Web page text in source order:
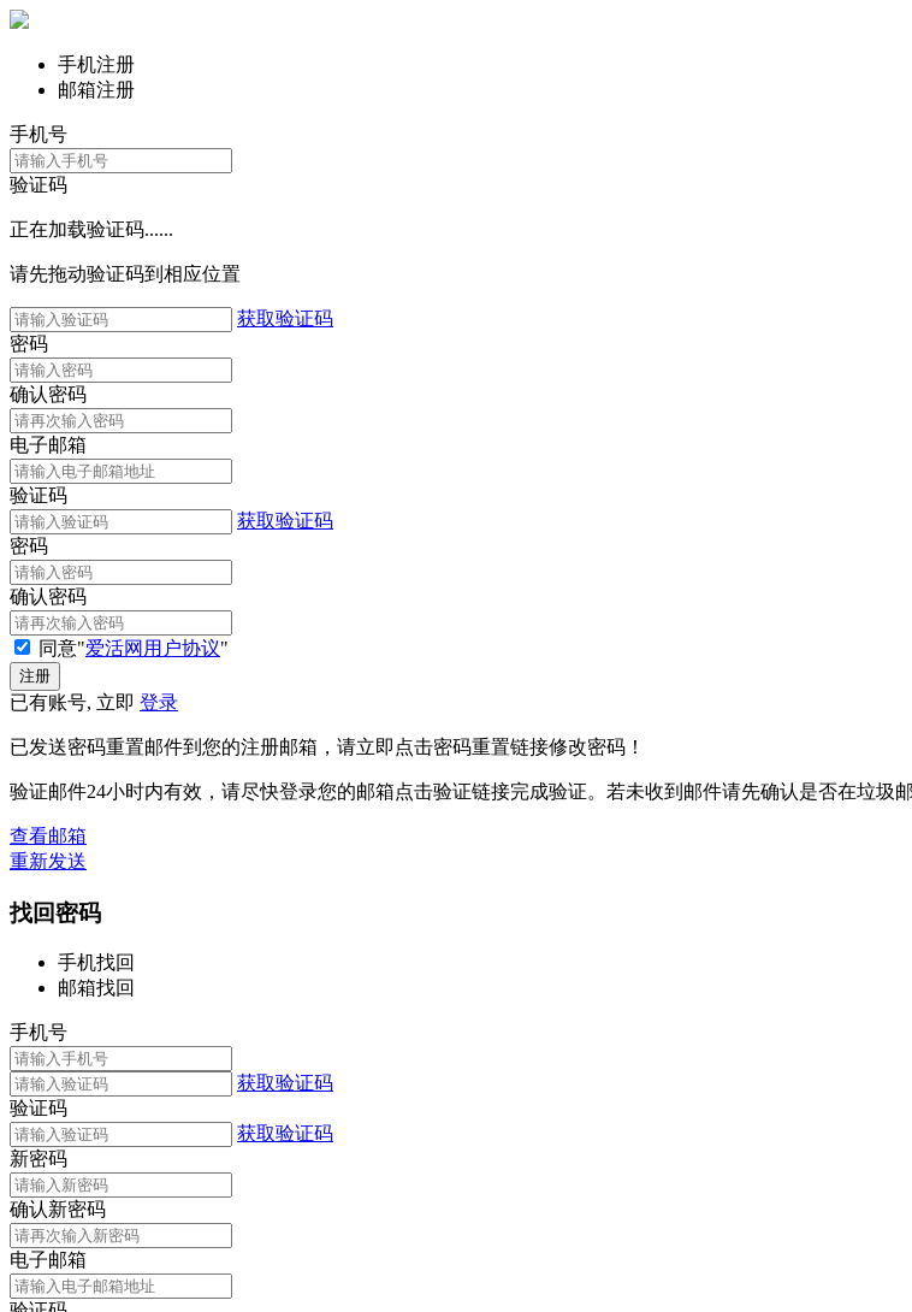
手机注册
邮箱注册
手机号
验证码
正在加载验证码......
请先拖动验证码到相应位置
获取验证码
密码
确认密码
电子邮箱
验证码
获取验证码
密码
确认密码
同意"爱活网用户协议"
已有账号, 立即 登录
已发送密码重置邮件到您的注册邮箱，请立即点击密码重置链接修改密码！
验证邮件24小时内有效，请尽快登录您的邮箱点击验证链接完成验证。若未收到邮件请先确认是否在垃圾邮
查看邮箱
重新发送
找回密码
手机找回
邮箱找回
手机号
获取验证码
验证码
获取验证码
新密码
确认新密码
电子邮箱